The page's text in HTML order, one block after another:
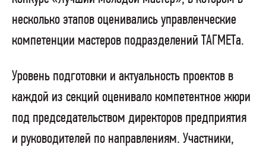
несколько этапов оценивались управленческие
компетенции мастеров подразделений ТАГМЕТа.
Уровень подготовки и актуальность проектов в
каждой из секций оценивало компетентное жюри
под председательством директоров предприятия
и руководителей по направлениям. Участники,